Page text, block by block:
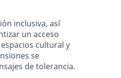
inclusiva, así
un acceso
cultural y
se
de tolerancia.